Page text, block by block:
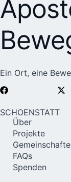
Ein Ort, eine
SCHOENSTATT
Über
Projekte
FAQs
Spenden